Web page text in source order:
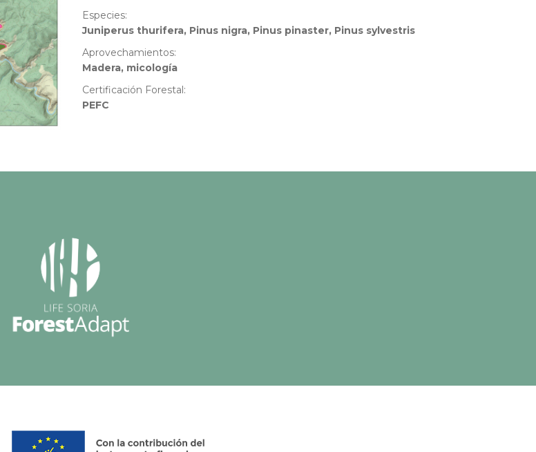
Especies:
Juniperus thurifera, Pinus nigra, Pinus pinaster, Pinus sylvestris
Aprovechamientos:
Madera, micología
Certificación Forestal:
PEFC